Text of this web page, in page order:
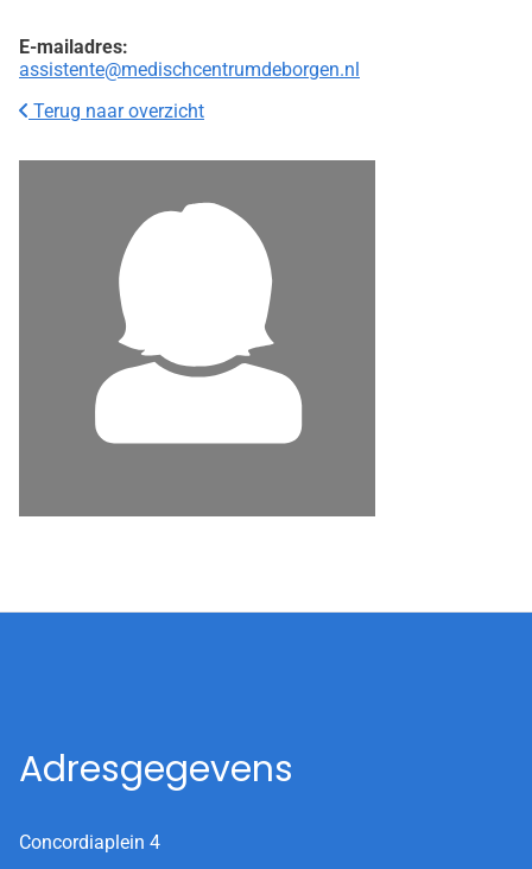
E-mailadres:
assistente@medischcentrumdeborgen.nl
Terug naar overzicht
Adresgegevens
Concordiaplein 4